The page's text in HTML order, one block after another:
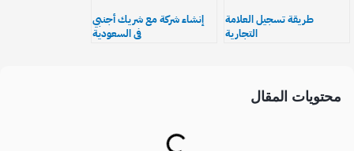
طريقة تسجيل العلامة
التجارية
إنشاء شركة مع شريك أجنبي
في السعودية
محتويات المقال